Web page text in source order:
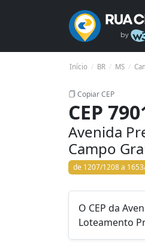
Início BR MS
Copiar CEP
CEP
Avenida
Campo
de 1207/1208 a
O CEP da
Loteamento